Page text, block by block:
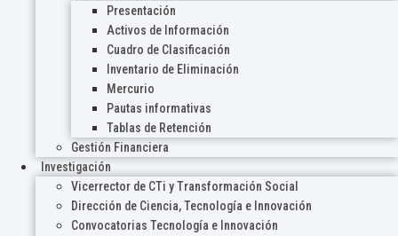
Presentación
Activos de Información
Cuadro de Clasificación
Inventario de Eliminación
Mercurio
Pautas informativas
Tablas de Retención
Gestión Financiera
Investigación
Vicerrector de CTi y Transformación Social
Dirección de Ciencia, Tecnología e Innovación
Convocatorias Tecnología e Innovación